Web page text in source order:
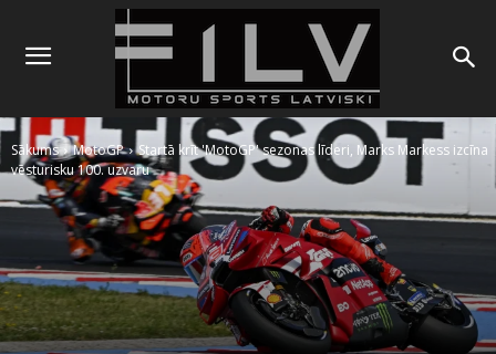
Sākums MotoGP
Startā krīt 'MotoGP' sezonas līderi, Marks Markess izcīna
vēsturisku 100. uzvaru